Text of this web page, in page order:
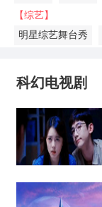
【综艺】
明星综艺舞台秀
科幻电视剧